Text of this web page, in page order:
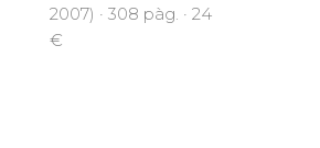
2007) · 308 pàg. · 24
€